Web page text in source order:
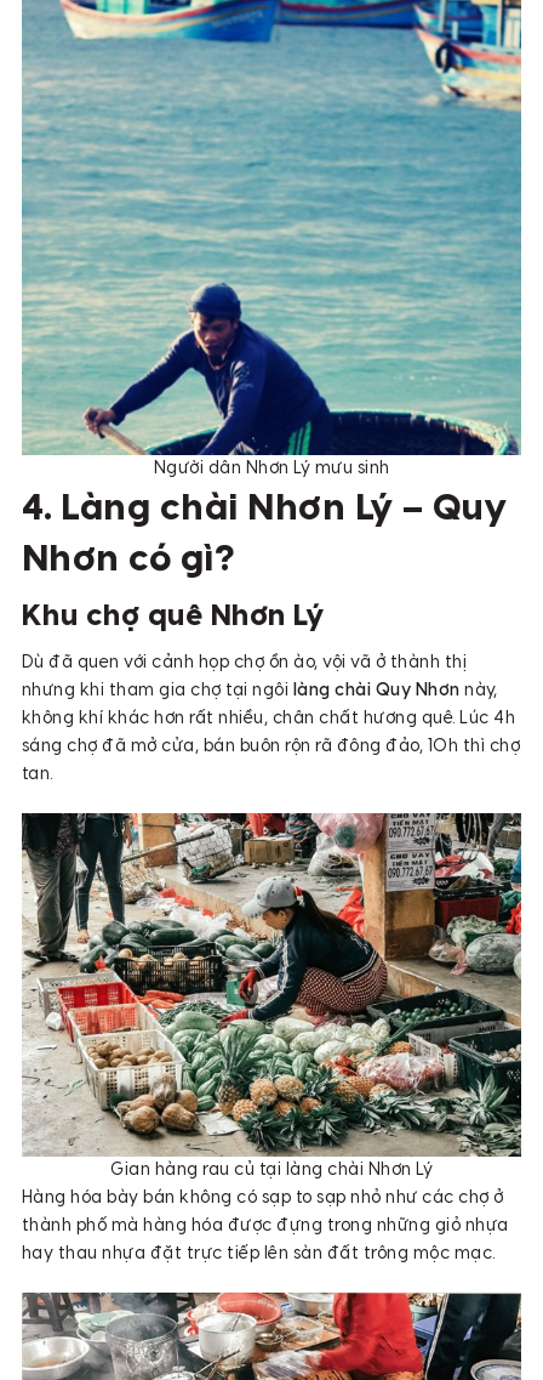
Người dân Nhơn Lý mưu sinh
4. Làng chài Nhơn Lý – Quy
Nhơn có gì?
Khu chợ quê Nhơn Lý
Dù đã quen với cảnh họp chợ ồn ào, vội vã ở thành thị
nhưng khi tham gia chợ tại ngôi làng chài Quy Nhơn này,
không khí khác hơn rất nhiều, chân chất hương quê. Lúc 4h
sáng chợ đã mở cửa, bán buôn rộn rã đông đảo, 10h thì chợ
tan.
Gian hàng rau củ tại làng chài Nhơn Lý
Hàng hóa bày bán không có sạp to sạp nhỏ như các chợ ở
thành phố mà hàng hóa được đựng trong những giỏ nhựa
hay thau nhựa đặt trực tiếp lên sàn đất trông mộc mạc.